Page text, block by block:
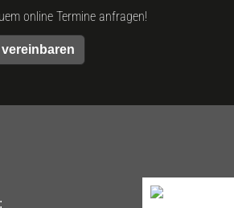
online Termine anfragen!